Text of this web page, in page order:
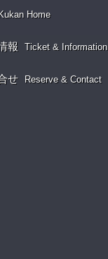
Home
報 Ticket & Information
せ Reserve & Contact